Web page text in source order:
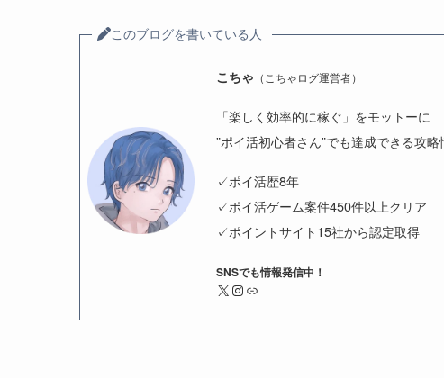
このブログを書いている人
こちゃ （こちゃログ運営者）
「楽しく効率的に稼ぐ」をモットーに
”ポイ活初心者さん”でも達成できる攻略
✓ポイ活歴8年
✓ポイ活ゲーム案件450件以上クリア
✓ポイントサイト15社から認定取得
SNSでも情報発信中！
X Instagram リンク